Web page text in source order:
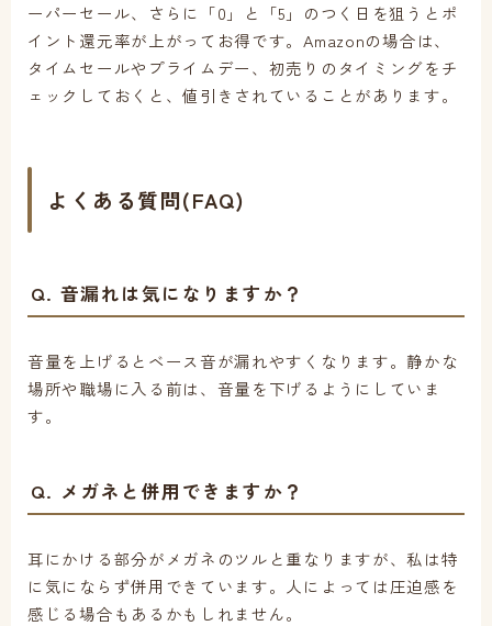
ーパーセール、さらに「0」と「5」のつく日を狙うとポ
イント還元率が上がってお得です。Amazonの場合は、
タイムセールやプライムデー、初売りのタイミングをチ
ェックしておくと、値引きされていることがあります。
よくある質問(FAQ)
Q. 音漏れは気になりますか？
音量を上げるとベース音が漏れやすくなります。静かな
場所や職場に入る前は、音量を下げるようにしていま
す。
Q. メガネと併用できますか？
耳にかける部分がメガネのツルと重なりますが、私は特
に気にならず併用できています。人によっては圧迫感を
感じる場合もあるかもしれません。